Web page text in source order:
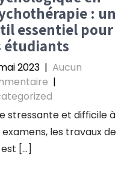
: un
essentiel pour
étudiants
2023 | Aucun
|
stressante et difficile à
les travaux de
[…]